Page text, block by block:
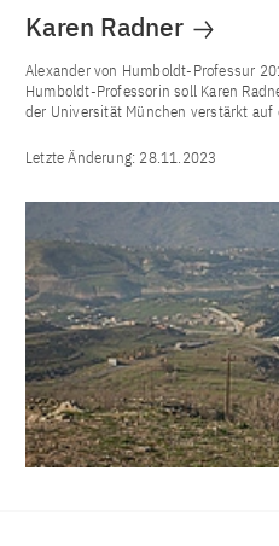
Karen Radner
Alexander von Humboldt-Professur
Humboldt-Professorin soll Karen
der Universität München verstärkt auf
Letzte Änderung: 28.11.2023